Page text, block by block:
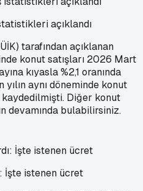
açıklandı
tarafından açıklanan
konut satışları 2026 Mart
kıyasla %2,1 oranında
aynı döneminde konut
kaydedilmişti. Diğer konut
devamında bulabilirsiniz.
İşte istenen ücret